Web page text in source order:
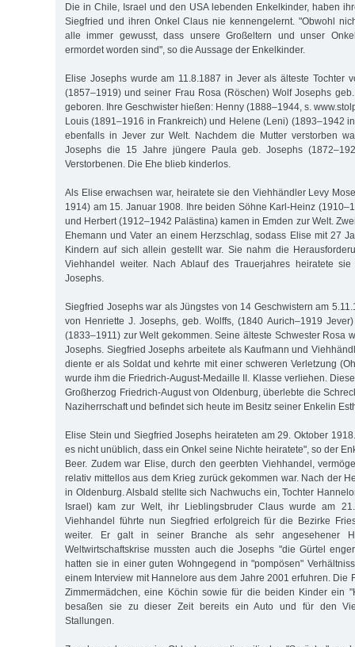
Die in Chile, Israel und den USA lebenden Enkelkinder, haben
Siegfried und ihren Onkel Claus nie kennengelernt. "Obwohl
alle immer gewusst, dass unsere Großeltern und unser
ermordet worden sind", so die Aussage der Enkelkinder.
Elise Josephs wurde am 11.8.1887 in Jever als älteste Tochter
(1857–1919) und seiner Frau Rosa (Röschen) Wolf Josephs
geboren. Ihre Geschwister hießen: Henny (1888–1944, s.
Louis (1891–1916 in Frankreich) und Helene (Leni) (1893–1942
ebenfalls in Jever zur Welt. Nachdem die Mutter verstorben
Josephs die 15 Jahre jüngere Paula geb. Josephs
Verstorbenen. Die Ehe blieb kinderlos.
Als Elise erwachsen war, heiratete sie den Viehhändler Levy
1914) am 15. Januar 1908. Ihre beiden Söhne Karl-Heinz
und Herbert (1912–1942 Palästina) kamen in Emden zur Welt.
Ehemann und Vater an einem Herzschlag, sodass Elise mit 27
Kindern auf sich allein gestellt war. Sie nahm die
Viehhandel weiter. Nach Ablauf des Trauerjahres heiratete
Josephs.
Siegfried Josephs war als Jüngstes von 14 Geschwistern am
von Henriette J. Josephs, geb. Wolffs, (1840 Aurich–1919
(1833–1911) zur Welt gekommen. Seine älteste Schwester Rosa
Josephs. Siegfried Josephs arbeitete als Kaufmann und
diente er als Soldat und kehrte mit einer schweren Verletzung
wurde ihm die Friedrich-August-Medaille II. Klasse verliehen.
Großherzog Friedrich-August von Oldenburg, überlebte die
Naziherrschaft und befindet sich heute im Besitz seiner Enkelin
Elise Stein und Siegfried Josephs heirateten am 29. Oktober
es nicht unüblich, dass ein Onkel seine Nichte heiratete", so der
Beer. Zudem war Elise, durch den geerbten Viehhandel,
relativ mittellos aus dem Krieg zurück gekommen war. Nach der
in Oldenburg. Alsbald stellte sich Nachwuchs ein, Tochter
Israel) kam zur Welt, ihr Lieblingsbruder Claus wurde am
Viehhandel führte nun Siegfried erfolgreich für die Bezirke
weiter. Er galt in seiner Branche als sehr angesehener
Weltwirtschaftskrise mussten auch die Josephs "die Gürtel
hatten sie in einer guten Wohngegend in "pompösen"
einem Interview mit Hannelore aus dem Jahre 2001 erfuhren. Die
Zimmermädchen, eine Köchin sowie für die beiden Kinder ein
besaßen sie zu dieser Zeit bereits ein Auto und für den
Stallungen.